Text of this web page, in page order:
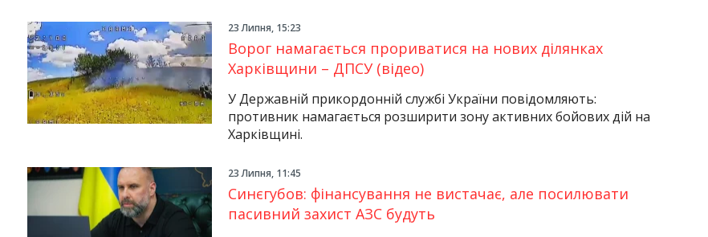
23 Липня, 15:23
Ворог намагається прориватися на нових ділянках
Харківщини – ДПСУ (відео)
У Державній прикордонній службі України повідомляють:
противник намагається розширити зону активних бойових дій на
Харківщині.
23 Липня, 11:45
Синєгубов: фінансування не вистачає, але посилювати
пасивний захист АЗС будуть